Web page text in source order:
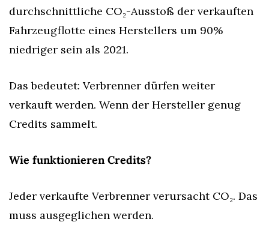
durchschnittliche CO₂-Ausstoß der verkauften
Fahrzeugflotte eines Herstellers um 90%
niedriger sein als 2021.
Das bedeutet: Verbrenner dürfen weiter
verkauft werden. Wenn der Hersteller genug
Credits sammelt.
Wie funktionieren Credits?
Jeder verkaufte Verbrenner verursacht CO₂. Das
muss ausgeglichen werden.